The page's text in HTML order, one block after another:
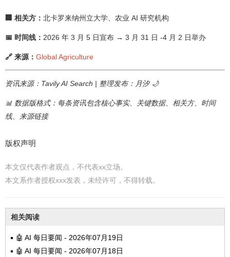
🏢 相关方： 北卡罗来纳州立大学、农业 AI 研究机构
📅 时间线： 2026 年 3 月 5 日宣布 → 3 月 31 日 -4 月 2 日举办
🔗 来源： Global Agriculture
资讯来源：Tavily AI Search | 整理发布：月汐 🌙
📊 数据版格式：每条资讯包含核心事实、关键数据、相关方、时间
线、来源链接
版权声明
本文仅代表作者观点，不代表xx立场。
本文系作者授权xxx发表，未经许可，不得转载。
相关阅读
🤖 AI 每日要闻 - 2026年07月19日
🤖 AI 每日要闻 - 2026年07月18日